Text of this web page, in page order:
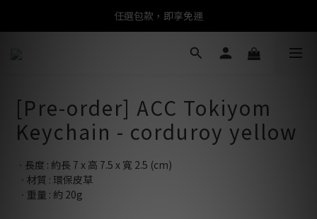
任選包款，即享免運
任選包款，即享免運
限時搶購！指定包款，單件$1200
[Pre-order] ACC Tokiyom
Keychain - corduroy yellow
ㆍ長度 : 約長 7 x 高 7.5 x 寬 2.5 (cm)
ㆍ材質 : 環保皮草
ㆍ重量 : 約 20g